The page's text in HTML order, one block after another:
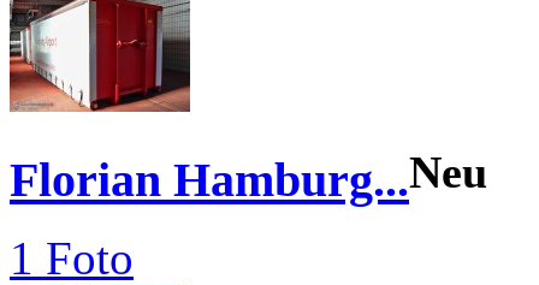
Florian Hamburg...Neu
1 Foto